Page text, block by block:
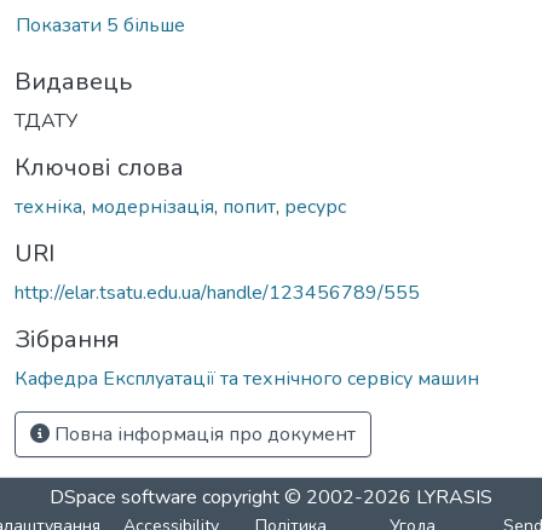
Показати 5 більше
Видавець
ТДАТУ
Ключові слова
техніка, модернізація, попит, ресурс
URI
http://elar.tsatu.edu.ua/handle/123456789/555
Зібрання
Кафедра Експлуатації та технічного сервісу машин
Повна інформація про документ
DSpace software copyright © 2002-2026 LYRASIS